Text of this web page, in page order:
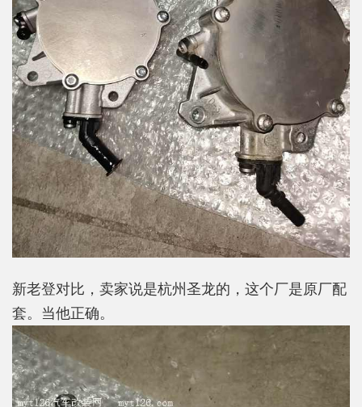
新老登对比，卖家说是杭州圣龙的，这个厂是原厂配
套。当他正确。